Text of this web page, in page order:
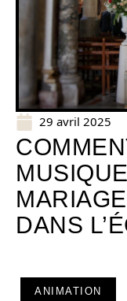
29 avril 2025
DANS
ANIMATION